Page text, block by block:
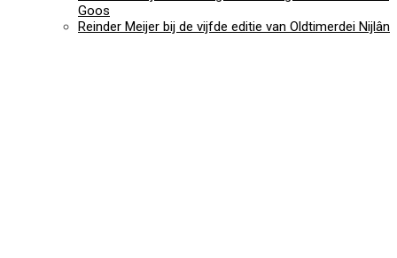
Goos
Reinder Meijer bij de vijfde editie van Oldtimerdei Nijlân